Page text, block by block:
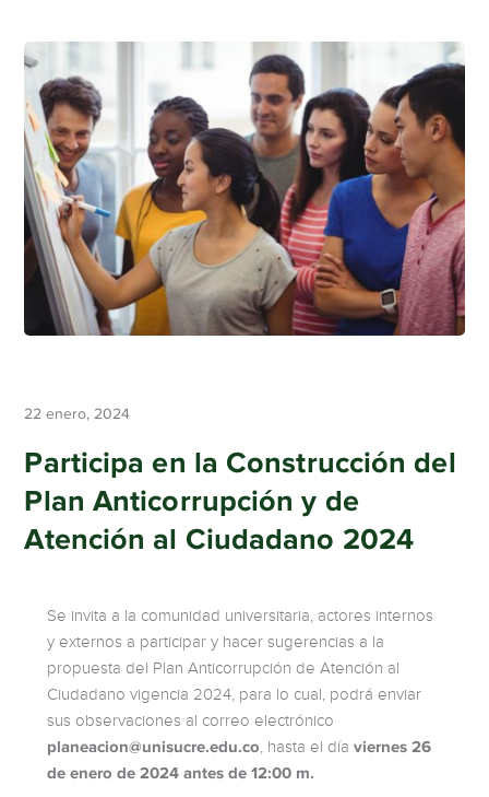
22 enero, 2024
Participa en la Construcción del
Plan Anticorrupción y de
Atención al Ciudadano 2024
Se invita a la comunidad universitaria, actores internos
y externos a participar y hacer sugerencias a la
propuesta del Plan Anticorrupción de Atención al
Ciudadano vigencia 2024, para lo cual, podrá enviar
sus observaciones al correo electrónico
planeacion@unisucre.edu.co, hasta el día viernes 26
de enero de 2024 antes de 12:00 m.